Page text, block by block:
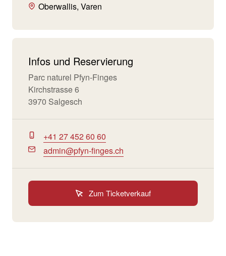
Oberwallis, Varen
Infos und Reservierung
Parc naturel Pfyn-Finges
Kirchstrasse 6
3970 Salgesch
+41 27 452 60 60
admin@pfyn-finges.ch
Zum Ticketverkauf